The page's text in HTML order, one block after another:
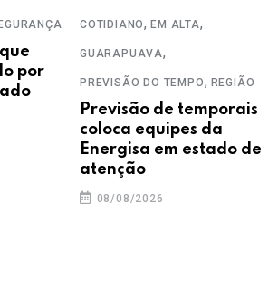
por
COTIDIANO,EM ALTA,
GUARAPUAVA,
PREVISÃO DO TEMPO, REGIÃO
Previsão de temporais
coloca equipes da
Energisa em estado de
atenção
08/08/2026